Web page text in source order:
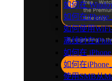
如何在
如何在
如何使用
离线时在
如何在
如何在iPhone
使用SMB从